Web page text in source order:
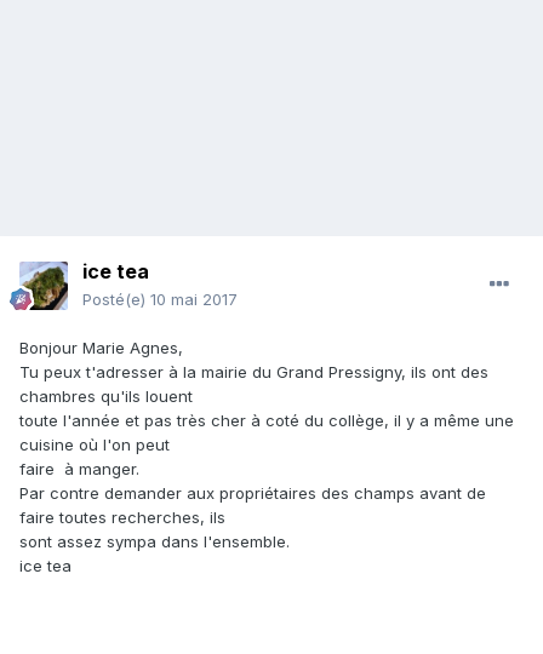
ice tea
Posté(e) 10 mai 2017
Bonjour Marie Agnes,
Tu peux t'adresser à la mairie du Grand Pressigny, ils ont des
chambres qu'ils louent
toute l'année et pas très cher à coté du collège, il y a même une
cuisine où l'on peut
faire à manger.
Par contre demander aux propriétaires des champs avant de
faire toutes recherches, ils
sont assez sympa dans l'ensemble.
ice tea